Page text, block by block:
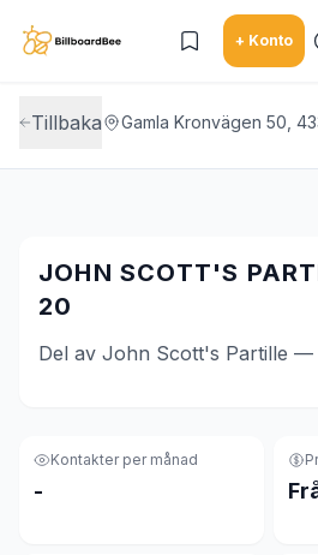
+ Konto
Tillbaka
JOHN SCOTT'S
20
Del av John Scott's Partille —
Kontakter per månad
-